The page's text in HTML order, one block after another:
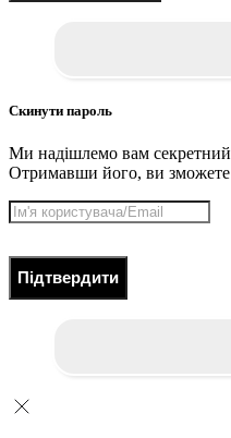
Скинути пароль
Ми надішлемо вам
Отримавши його, ви зможете
Підтвердити